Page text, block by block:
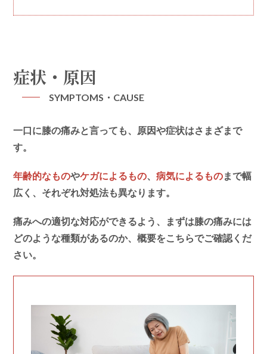
症状・原因
SYMPTOMS・CAUSE
一口に膝の痛みと言っても、原因や症状はさまざまで
す。
年齢的なものやケガによるもの、病気によるものまで幅
広く、それぞれ対処法も異なります。
痛みへの適切な対応ができるよう、まずは膝の痛みには
どのような種類があるのか、概要をこちらでご確認くだ
さい。